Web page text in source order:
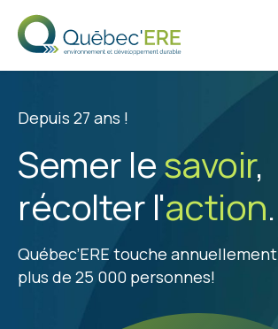
Depuis 27 ans !
Semer lesavoir,
récolter l'action.
Québec’ERE touche annuellement
plus de 25 000 personnes!